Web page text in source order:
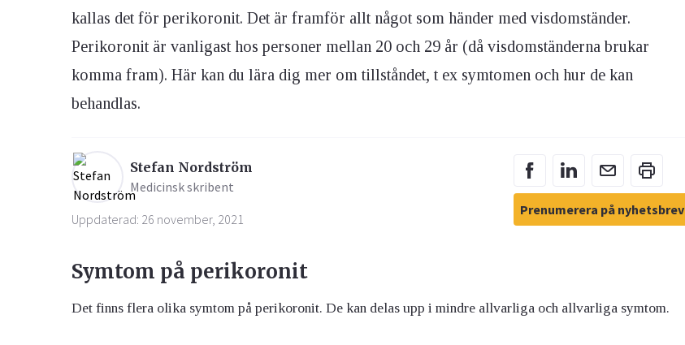
Ögon & Öron
Övervikt
kallas det för perikoronit. Det är framför allt något som händer med visdomständer.
Perikoronit är vanligast hos personer mellan 20 och 29 år (då visdomständerna brukar
komma fram). Här kan du lära dig mer om tillståndet, t ex symtomen och hur de kan
behandlas.
Stefan Nordström
Medicinsk skribent
Uppdaterad: 26 november, 2021
Prenumerera på nyhetsbrev
Symtom på perikoronit
Det finns flera olika symtom på perikoronit. De kan delas upp i mindre allvarliga och allvarliga symtom.